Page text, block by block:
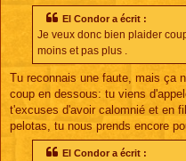
El Condor a écrit :
Je veux donc bien plaider
moins et pas plus .
Tu reconnais une faute, mais ça
coup en dessous: tu viens
t'excuses d'avoir calomnié et en
pelotas, tu nous prends encore
El Condor a écrit :